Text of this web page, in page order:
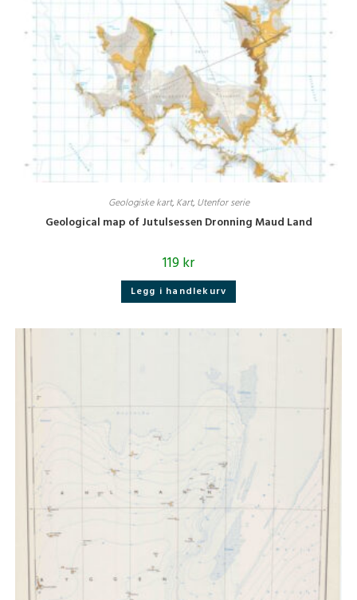
Geologiske kart, Kart, Utenfor serie
Geological map of Jutulsessen Dronning Maud Land
119kr
Legg i handlekurv